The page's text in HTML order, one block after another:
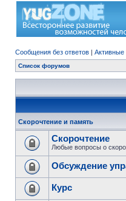
Сообщения без ответов |
Список форумов
Скорочтение и память
Скорочтение
Любые вопросы о
Обсуждение
Курс